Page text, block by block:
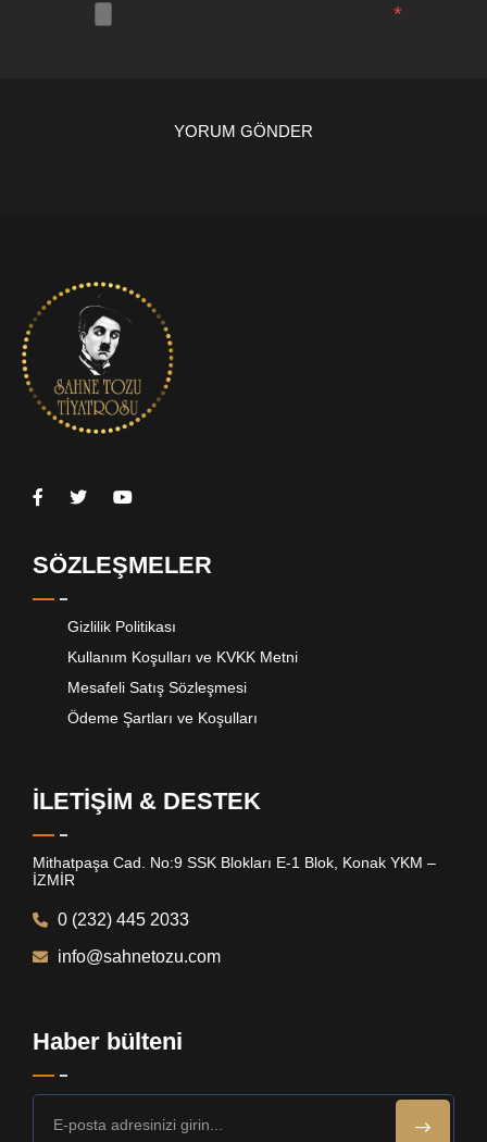
*
YORUM GÖNDER
SÖZLEŞMELER
Gizlilik Politikası
Kullanım Koşulları ve KVKK Metni
Mesafeli Satış Sözleşmesi
Ödeme Şartları ve Koşulları
İLETİŞİM & DESTEK
Mithatpaşa Cad. No:9 SSK Blokları E-1 Blok, Konak YKM –
İZMİR
0 (232) 445 2033
info@sahnetozu.com
Haber bülteni